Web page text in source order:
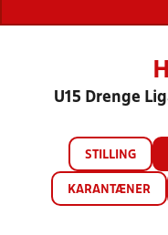
U15 Drenge
STILLING
KARANTÆNER